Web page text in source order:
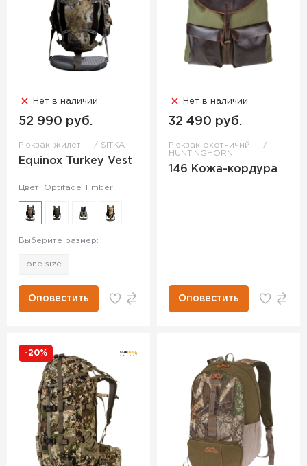
Нет в наличии
52 990 руб.
Рюкзак-жилет SITKA
Equinox Turkey Vest
Цвет: Optifade Timber
Выберите размер:
one size
Оповестить
Нет в наличии
32 490 руб.
Рюкзак охотничий
HUNTINGHORN
146 Кожа-кордура
Оповестить
-20%